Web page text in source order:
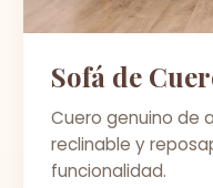
Sofá de
Cuero genuino de
reclinable y
funcionalidad.